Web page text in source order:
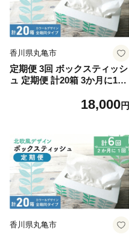
香川県丸亀市
定期便 3回 ボックスティッシ
ュ 定期便 計20箱 3か月に1回
ュ 箱ティッシュ 定期配送 日
備品 衛生用品 生活応援 消耗
品 まとめ買い 防災 備蓄 必需
品 生活雑貨 おしゃれ かわい
い
18,000円
香川県丸亀市